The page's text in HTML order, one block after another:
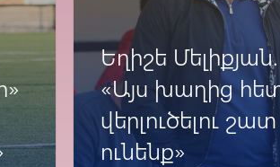
Եղիշե Մելիքյան.
«Այս խաղից
վերլուծելու
ունենք»